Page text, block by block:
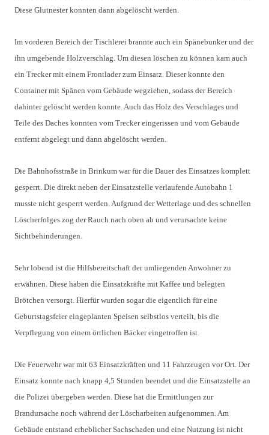
Diese Glutnester konnten dann abgelöscht werden.
Im vorderen Bereich der Tischlerei brannte auch ein Spänebunker und der
ihn umgebende Holzverschlag. Um diesen löschen zu können kam auch
ein Trecker mit einem Frontlader zum Einsatz. Dieser konnte den
Container mit Spänen vom Gebäude wegziehen, sodass der Bereich
dahinter gelöscht werden konnte. Auch das Holz des Verschlages und
Teile des Daches konnten vom Trecker eingerissen und vom Gebäude
entfernt abgelegt und dann abgelöscht werden.
Die Bahnhofsstraße in Brinkum war für die Dauer des Einsatzes komplett
gesperrt. Die direkt neben der Einsatzstelle verlaufende Autobahn 1
musste nicht gesperrt werden. Aufgrund der Wetterlage und des schnellen
Löscherfolges zog der Rauch nach oben ab und verursachte keine
Sichtbehinderungen.
Sehr lobend ist die Hilfsbereitschaft der umliegenden Anwohner zu
erwähnen. Diese haben die Einsatzkräfte mit Kaffee und belegten
Brötchen versorgt. Hierfür wurden sogar die eigentlich für eine
Geburtstagsfeier eingeplanten Speisen selbstlos verteilt, bis die
Verpflegung von einem örtlichen Bäcker eingetroffen ist.
Die Feuerwehr war mit 63 Einsatzkräften und 11 Fahrzeugen vor Ort. Der
Einsatz konnte nach knapp 4,5 Stunden beendet und die Einsatzstelle an
die Polizei übergeben werden. Diese hat die Ermittlungen zur
Brandursache noch während der Löscharbeiten aufgenommen. Am
Gebäude entstand erheblicher Sachschaden und eine Nutzung ist nicht